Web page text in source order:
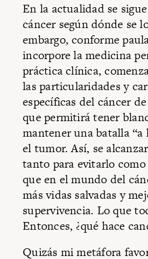
En la actualidad se
cáncer según dónde se
embargo, conforme
incorpore la medicina
práctica clínica,
las particularidades y
específicas del cáncer
que permitirá tener
mantener una batalla
el tumor. Así, se
tanto para evitarlo
que en el mundo del
más vidas salvadas y
supervivencia. Lo que
Entonces, ¿qué hace
Quizás mi metáfora